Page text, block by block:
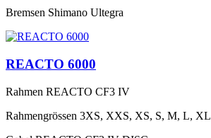
Bremsen Shimano Ultegra
REACTO 6000
Rahmen REACTO CF3 IV
Rahmengrössen 3XS, XXS, XS, S, M, L, XL